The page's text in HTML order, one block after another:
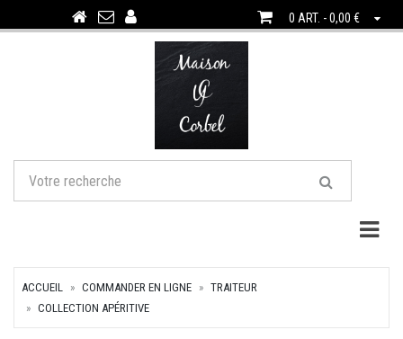
0 ART. - 0,00 €
ACCUEIL COMMANDER EN LIGNE
TRAITEUR
COLLECTION APÉRITIVE